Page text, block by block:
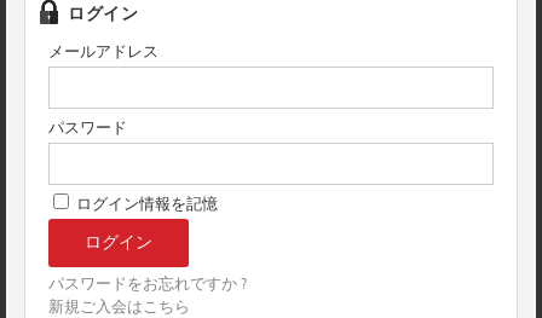
ログイン
メールアドレス
パスワード
ログイン情報を記憶
パスワードをお忘れですか ?
新規ご入会はこちら